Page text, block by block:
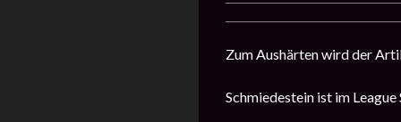
Zum Aushärten wird der
Schmiedestein ist im